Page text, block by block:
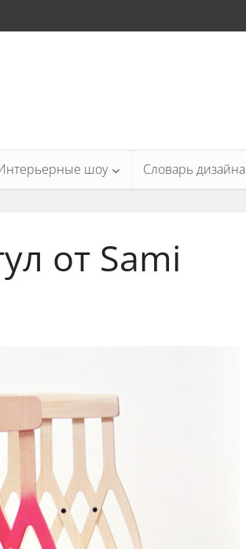
шоу Словарь дизайна
от Sami